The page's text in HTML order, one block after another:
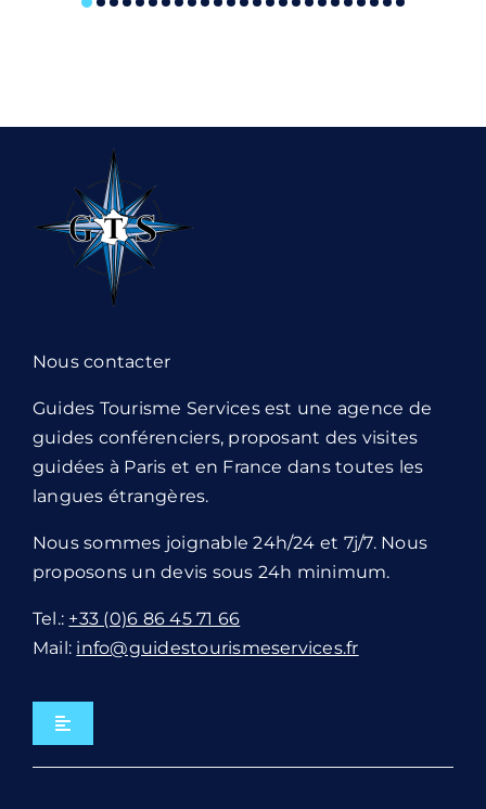
Nous contacter
Guides Tourisme Services est une agence de
guides conférenciers, proposant des visites
guidées à Paris et en France dans toutes les
langues étrangères.
Nous sommes joignable 24h/24 et 7j/7. Nous
proposons un devis sous 24h minimum.
Tel.: +33 (0)6 86 45 71 66
Mail: info@guidestourismeservices.fr
Navigation
bascule